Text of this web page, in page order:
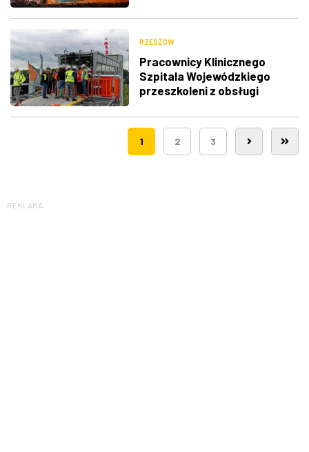
RZESZÓW
Pracownicy Klinicznego
Szpitala Wojewódzkiego
przeszkoleni z obsługi
śmigłowców LPR
1 2 3
REKLAMA